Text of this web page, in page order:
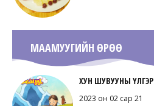
МААМУУГИЙН ӨРӨӨ
ХУН ШУВУУНЫ ҮЛГЭР
2023 он 02 сар 21